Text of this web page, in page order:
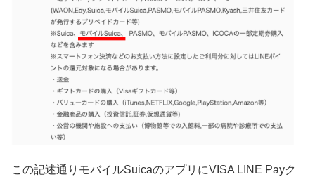
この記述通りモバイルSuicaのアプリにVISA LINE Payク